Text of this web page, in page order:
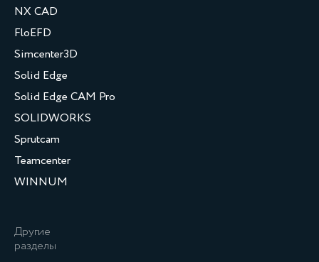
NX CAD
FloEFD
Simcenter3D
Solid Edge
Solid Edge CAM Pro
SOLIDWORKS
Sprutcam
Teamcenter
WINNUM
Другие
разделы